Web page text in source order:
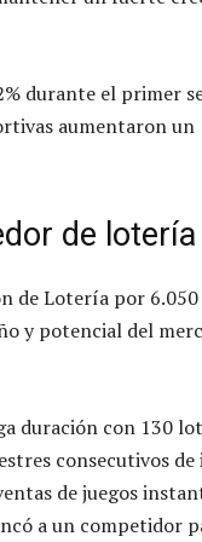
durante el primer
aumentaron un
de lotería
de Lotería por
y potencial del
duración con 130
consecutivos
de juegos
a un competidor